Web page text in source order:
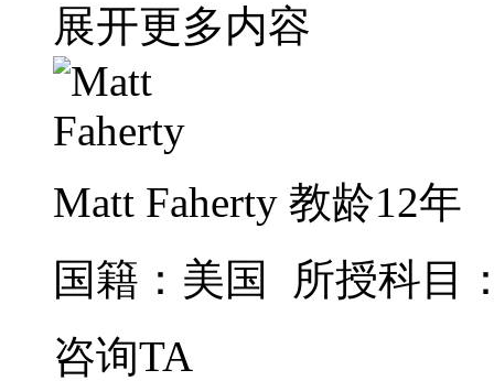
展开更多内容
Matt Faherty 教龄12年
国籍：美国
所授科目
咨询TA